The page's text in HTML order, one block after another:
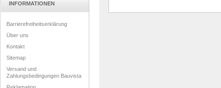
INFORMATIONEN
Barrierefreiheitserklärung
Über uns
Kontakt
Sitemap
Versand und
Zahlungsbedingungen Bauvista